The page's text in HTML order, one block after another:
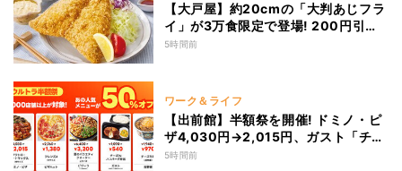
【大戸屋】約20cmの「大判あじフラ
イ」が3万食限定で登場! 200円引き
クーポンも
5時間前
ワーク＆ライフ
【出前館】半額祭を開催! ドミノ・ピ
ザ4,030円→2,015円、ガスト「チー
ズINハンバーグ」1,090円→540円...
5時間前